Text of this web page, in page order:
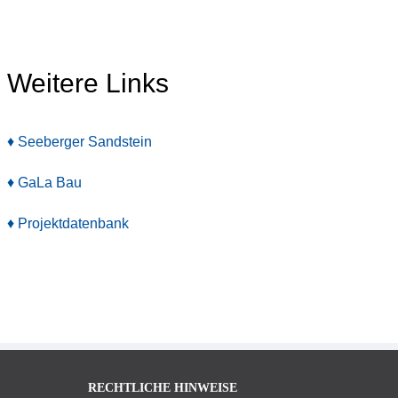
Weitere Links
♦ Seeberger Sandstein
♦ GaLa Bau
♦ Projektdatenbank
RECHTLICHE HINWEISE